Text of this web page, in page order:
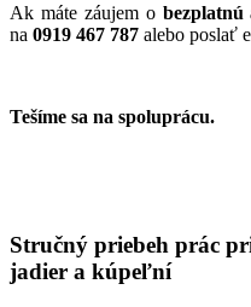
Ak máte záujem o bezplatnú
na 0919 467 787 alebo poslať
Tešíme sa na spoluprácu.
Stručný priebeh prác
jadier a kúpeľní